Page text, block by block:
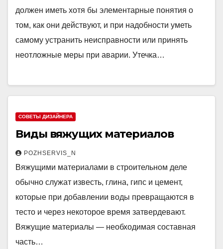
должен иметь хотя бы элементарные понятия о
том, как они действуют, и при надобности уметь
самому устранить неисправности или принять
неотложные меры при аварии. Утечка…
СОВЕТЫ ДИЗАЙНЕРА
Виды вяжущих материалов
POZHSERVIS_N
Вяжущими материалами в строительном деле
обычно служат известь, глина, гипс и цемент,
которые при добавлении воды превращаются в
тесто и через некоторое время затвердевают.
Вяжущие материалы — необходимая составная
часть…